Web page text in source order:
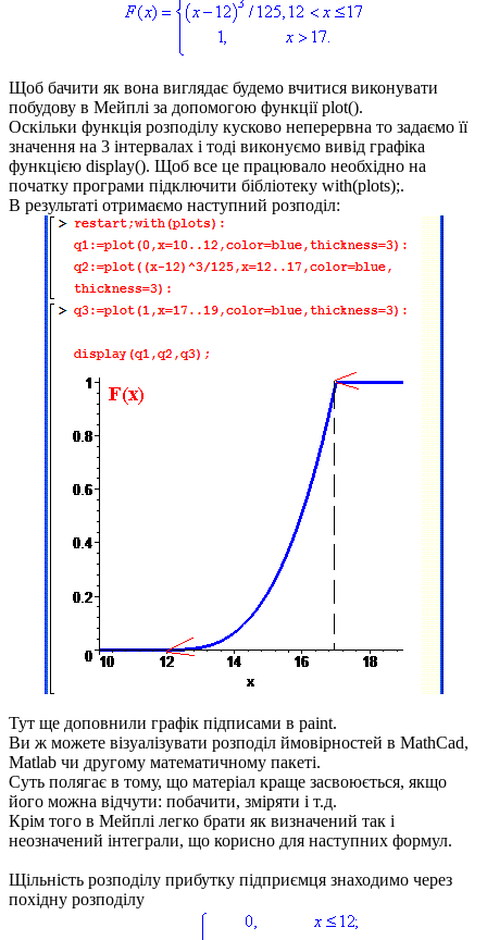
Щоб бачити як вона виглядає будемо вчитися виконувати
побудову в Мейплі за допомогою функціїplot().
Оскільки функція розподілу кусково неперервна то задаємо її
значення на 3 інтервалах і тоді виконуємо вивід графіка
функцією display(). Щоб все це працювало необхідно на
початку програми підключити бібліотеку with(plots);.
В результаті отримаємо наступний розподіл:
Тут ще доповнили графік підписами в paint.
Ви ж можете візуалізувати розподіл ймовірностей в MathCad,
Matlab чи другому математичному пакеті.
Суть полягає в тому, що матеріал краще засвоюється, якщо
його можна відчути: побачити, зміряти і т.д.
Крім того в Мейплі легко брати як визначений так і
неозначений інтеграли, що корисно для наступних формул.
Щільність розподілу прибутку підприємця знаходимо через
похідну розподілу